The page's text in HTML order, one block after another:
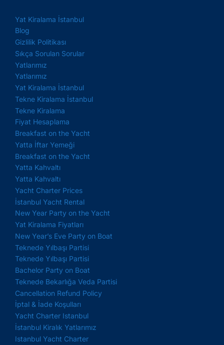
Yat Kiralama İstanbul
Blog
Gizlilik Politikası
Sıkça Sorulan Sorular
Yatlarımız
Yatlarımız
Yat Kiralama İstanbul
Tekne Kiralama İstanbul
Tekne Kiralama
Fiyat Hesaplama
Breakfast on the Yacht
Yatta İftar Yemeği
Breakfast on the Yacht
Yatta Kahvaltı
Yatta Kahvaltı
Yacht Charter Prices
İstanbul Yacht Rental
New Year Party on the Yacht
Yat Kiralama Fiyatları
New Year’s Eve Party on Boat
Teknede Yılbaşı Partisi
Teknede Yılbaşı Partisi
Bachelor Party on Boat
Teknede Bekarlığa Veda Partisi
Cancellation Refund Policy
İptal & İade Koşulları
Yacht Charter Istanbul
İstanbul Kiralık Yatlarımız
Istanbul Yacht Charter